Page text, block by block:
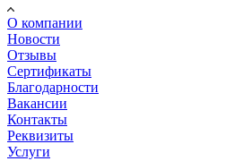
О компании
Новости
Отзывы
Сертификаты
Благодарности
Вакансии
Контакты
Реквизиты
Услуги